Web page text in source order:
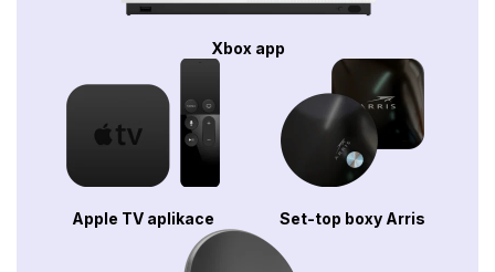
Xbox app
Apple TV aplikace Set-top boxy Arris